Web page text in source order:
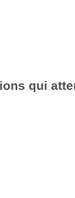
qui